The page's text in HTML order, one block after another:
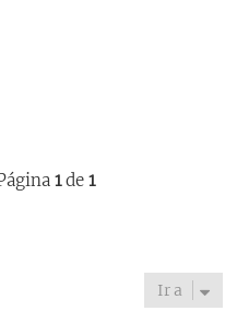
1de 1
Ir a